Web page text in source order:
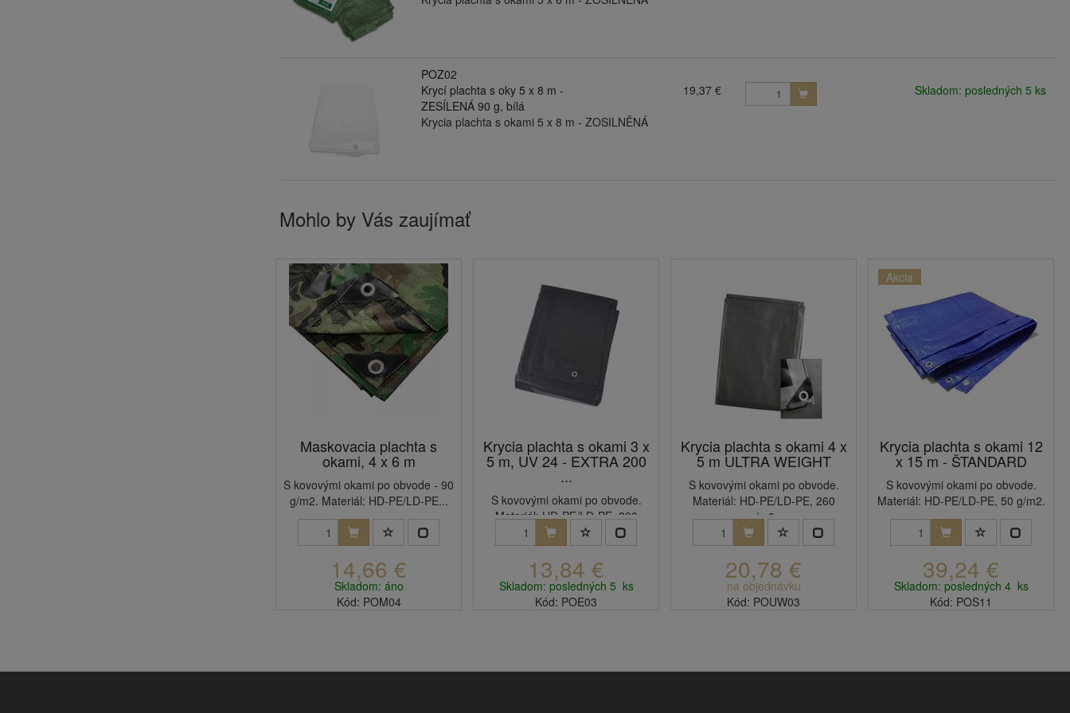
POZ02
Krycí plachta s oky 5 x 8 m -
ZESÍLENÁ 90 g, bílá
19,37 €
Skladom: posledných 5 ks
Krycia plachta s okami 5 x 8 m - ZOSILNĚNÁ
Mohlo by Vás zaujímať
Maskovacia plachta s
okami, 4 x 6 m
S kovovými okami po obvode - 90
g/m2. Materiál: HD-PE/LD-PE...
14,66 €
Skladom: áno
Kód: POM04
Krycia plachta s okami 3 x
5 m, UV 24 - EXTRA 200
...
S kovovými okami po obvode.
Materiál: HD-PE/LD-PE, 200
g/m2.
13,84 €
Skladom: posledných 5 ks
Kód: POE03
Krycia plachta s okami 4 x
5 m ULTRA WEIGHT
S kovovými okami po obvode.
Materiál: HD-PE/LD-PE, 260
g/m2.
20,78 €
na objednávku
Kód: POUW03
Akcia
Krycia plachta s okami 12
x 15 m - ŠTANDARD
S kovovými okami po obvode.
Materiál: HD-PE/LD-PE, 50 g/m2.
39,24 €
Skladom: posledných 4 ks
Kód: POS11